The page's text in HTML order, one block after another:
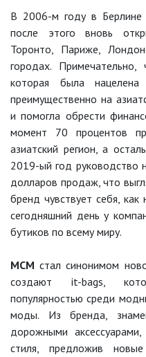
В 2006-м году в Берлине
после этого вновь
Торонто, Париже,
городах.
которая была
преимущественно на
и помогла обрести
момент 70 процентов
азиатский регион, а
2019-ый год руководство
долларов продаж, что
бренд чувствует себя,
сегодняшний день у
бутиков по всему миру.
MCMстал синонимом
создают it-bags,
популярностью среди
моды. Из бренда,
дорожными аксессуарами,
стиля, предложив